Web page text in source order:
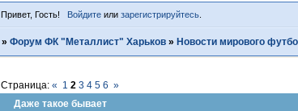
Привет, Гость! Войдитеили зарегистрируйтесь.
»Форум ФК "Металлист" Харьков » Новости мирового
Даже такое бывает
Страница:« 1 2 3 4 5 6 »